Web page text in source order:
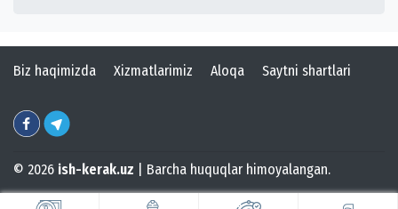
Biz haqimizda Xizmatlarimiz Aloqa Saytni shartlari
© 2026 ish-kerak.uz | Barcha huquqlar himoyalangan.